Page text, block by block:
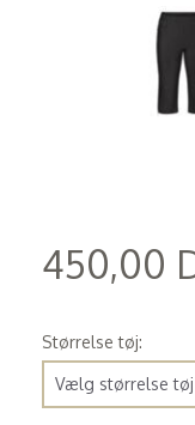
450,00
Størrelse tøj: